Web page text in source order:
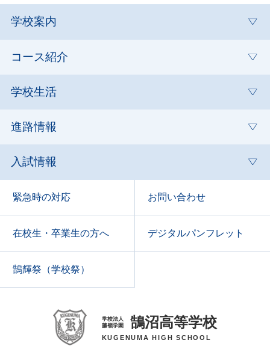
学校案内
コース紹介
学校生活
進路情報
入試情報
緊急時の対応 お問い合わせ
在校生・卒業生の方へ デジタルパンフレット
鵠輝祭（学校祭）
学校法人
藤嶺学園
鵠沼高等学校
KUGENUMA HIGH SCHOOL